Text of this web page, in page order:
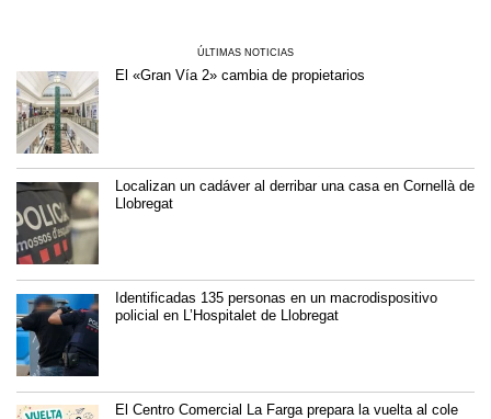
ÚLTIMAS NOTICIAS
El «Gran Vía 2» cambia de propietarios
Localizan un cadáver al derribar una casa en Cornellà de
Llobregat
Identificadas 135 personas en un macrodispositivo
policial en L’Hospitalet de Llobregat
El Centro Comercial La Farga prepara la vuelta al cole